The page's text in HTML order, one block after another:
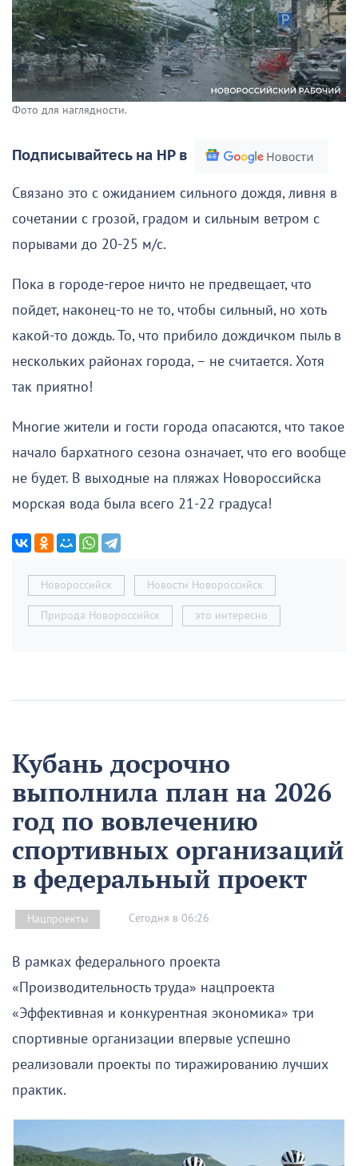
Фото для наглядности.
Подписывайтесь на НР в
Связано это с ожиданием сильного дождя, ливня в
сочетании с грозой, градом и сильным ветром с
порывами до 20-25 м/с.
Пока в городе-герое ничто не предвещает, что
пойдет, наконец-то не то, чтобы сильный, но хоть
какой-то дождь. То, что прибило дождичком пыль в
нескольких районах города, – не считается. Хотя
так приятно!
Многие жители и гости города опасаются, что такое
начало бархатного сезона означает, что его вообще
не будет. В выходные на пляжах Новороссийска
морская вода была всего 21-22 градуса!
Новороссийск Новости Новороссийск
Природа Новороссийск это интересно
Кубань досрочно
выполнила план на 2026
год по вовлечению
спортивных организаций
в федеральный проект
Нацпроекты Сегодня в 06:26
В рамках федерального проекта
«Производительность труда» нацпроекта
«Эффективная и конкурентная экономика» три
спортивные организации впервые успешно
реализовали проекты по тиражированию лучших
практик.